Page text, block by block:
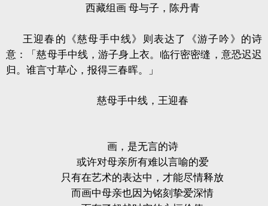
西藏组画 母与子，陈丹青
王迎春的《慈母手中线》则表达了《游子吟》的诗
意：「慈母手中线，游子身上衣。临行密密缝，意恐迟迟
归。谁言寸草心，报得三春晖。」
慈母手中线，王迎春
画，是无言的诗
或许对母亲所有难以言喻的爱
只有在艺术的表达中，才能尽情释放
而画中母亲也因为铭刻挚爱深情